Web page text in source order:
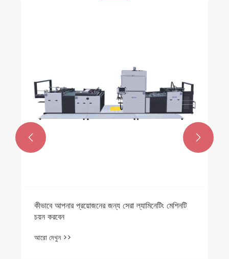
কীভাবে আপনার প্রয়োজনের জন্য সেরা ল্যামিনেটিং মেশিনটি
চয়ন করবেন
আরো দেখুন >>
 